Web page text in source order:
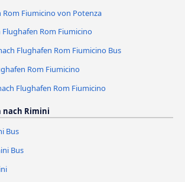
Rom Fiumicino von Potenza
Rom Fiumicino
Flughafen Rom Fiumicino Bus
Rom Fiumicino
Flughafen Rom Fiumicino
nach Rimini
Bus
Bus